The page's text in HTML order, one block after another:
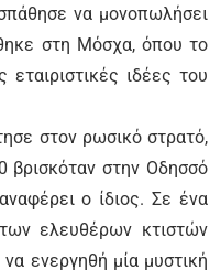
να μονοπωλήσει
στη Μόσχα, όπου το
ιδέες του
στον ρωσικό στρατό,
βρισκόταν στην Οδησσό
ο ίδιος. Σε ένα
ελευθέρων κτιστών
ενεργηθή μία μυστική